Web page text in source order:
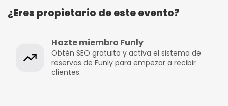
¿Eres propietario de este evento?
Hazte miembro Funly
Obtén SEO gratuito y activa el sistema de
reservas de Funly para empezar a recibir
clientes.